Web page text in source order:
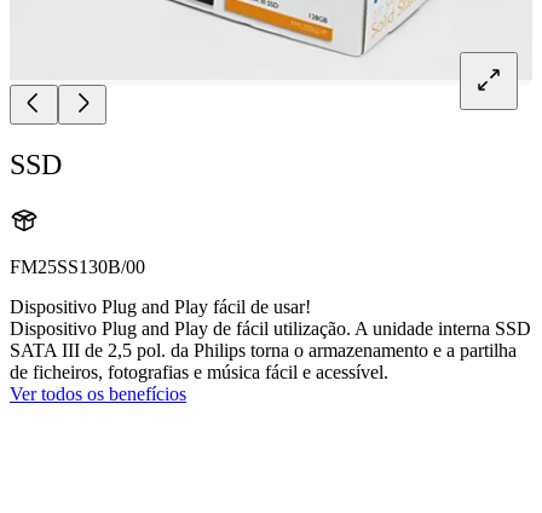
SSD
FM25SS130B/00
Dispositivo Plug and Play fácil de usar!
Dispositivo Plug and Play de fácil utilização. A unidade interna SSD
SATA III de 2,5 pol. da Philips torna o armazenamento e a partilha
de ficheiros, fotografias e música fácil e acessível.
Ver todos os benefícios